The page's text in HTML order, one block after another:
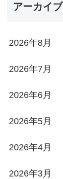
アーカイブ
2026年8月
2026年7月
2026年6月
2026年5月
2026年4月
2026年3月